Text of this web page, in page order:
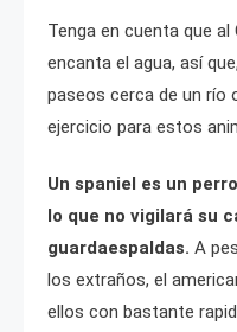
Tenga en cuenta que
encanta el agua, así
paseos cerca de un río
ejercicio para estos
Un spaniel es un
lo que no vigilará su
guardaespaldas. A
los extraños, el
ellos con bastante